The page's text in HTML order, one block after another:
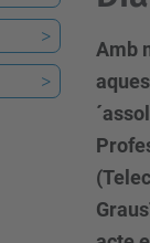
Amb
>
>